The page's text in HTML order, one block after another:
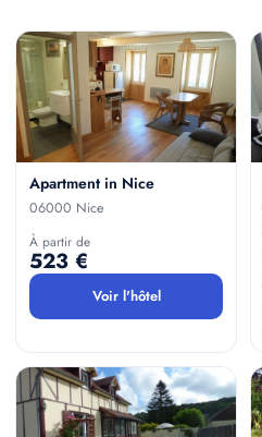
Apartment in Nice
06000 Nice
À partir de
523 €
Voir l'hôtel